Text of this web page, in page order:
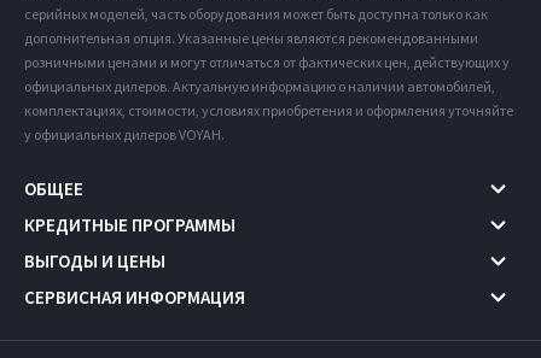
серийных моделей, часть оборудования может быть доступна только как
дополнительная опция. Указанные цены являются рекомендованными
розничными ценами и могут отличаться от фактических цен, действующих у
официальных дилеров. Актуальную информацию о наличии автомобилей,
комплектациях, стоимости, условиях приобретения и оформления уточняйте
у официальных дилеров VOYAH.
ОБЩЕЕ
КРЕДИТНЫЕ ПРОГРАММЫ
ВЫГОДЫ И ЦЕНЫ
СЕРВИСНАЯ ИНФОРМАЦИЯ